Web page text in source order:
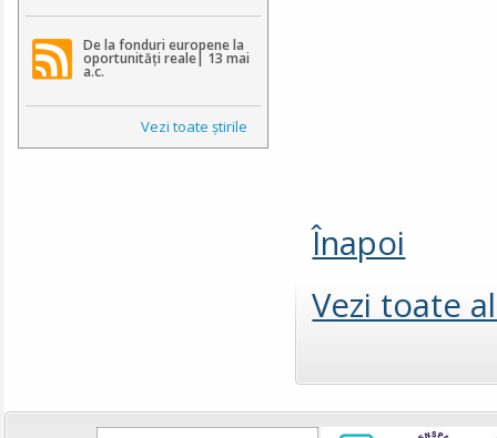
De la fonduri europene la
oportunități reale| 13 mai
a.c.
Vezi toate ştirile
Înapoi
Vezi toate